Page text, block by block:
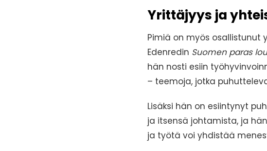
Yrittäjyys ja
Pimiä on myös osallistunut
Edenredin Suomen paras
hän nosti esiin
– teemoja, jotka
Lisäksi hän on esiintynyt
ja itsensä johtamista, ja
ja työtä voi yhdistää